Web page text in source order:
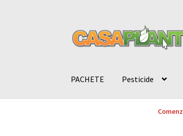
PACHETE Pesticide